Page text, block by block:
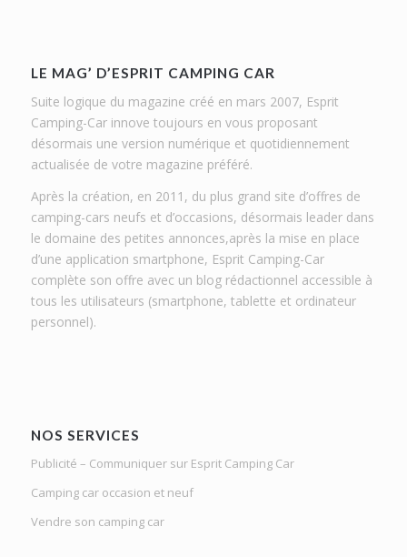
LE MAG’ D’ESPRIT CAMPING CAR
Suite logique du magazine créé en mars 2007, Esprit
Camping-Car innove toujours en vous proposant
désormais une version numérique et quotidiennement
actualisée de votre magazine préféré.
Après la création, en 2011, du plus grand site d’offres de
camping-cars neufs et d’occasions, désormais leader dans
le domaine des petites annonces,après la mise en place
d’une application smartphone, Esprit Camping-Car
complète son offre avec un blog rédactionnel accessible à
tous les utilisateurs (smartphone, tablette et ordinateur
personnel).
NOS SERVICES
Publicité – Communiquer sur Esprit Camping Car
Camping car occasion et neuf
Vendre son camping car